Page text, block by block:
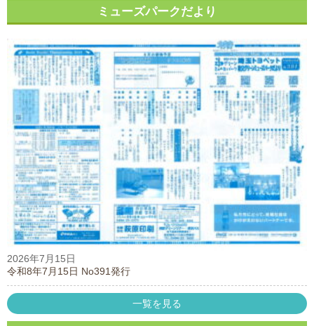
ミューズパークだより
2026年7月15日
令和8年7月15日 No391発行
一覧を見る